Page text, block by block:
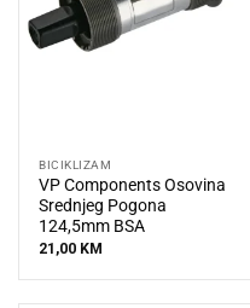
BICIKLIZAM
VP Components Osovina
Srednjeg Pogona
124,5mm BSA
21,00 KM